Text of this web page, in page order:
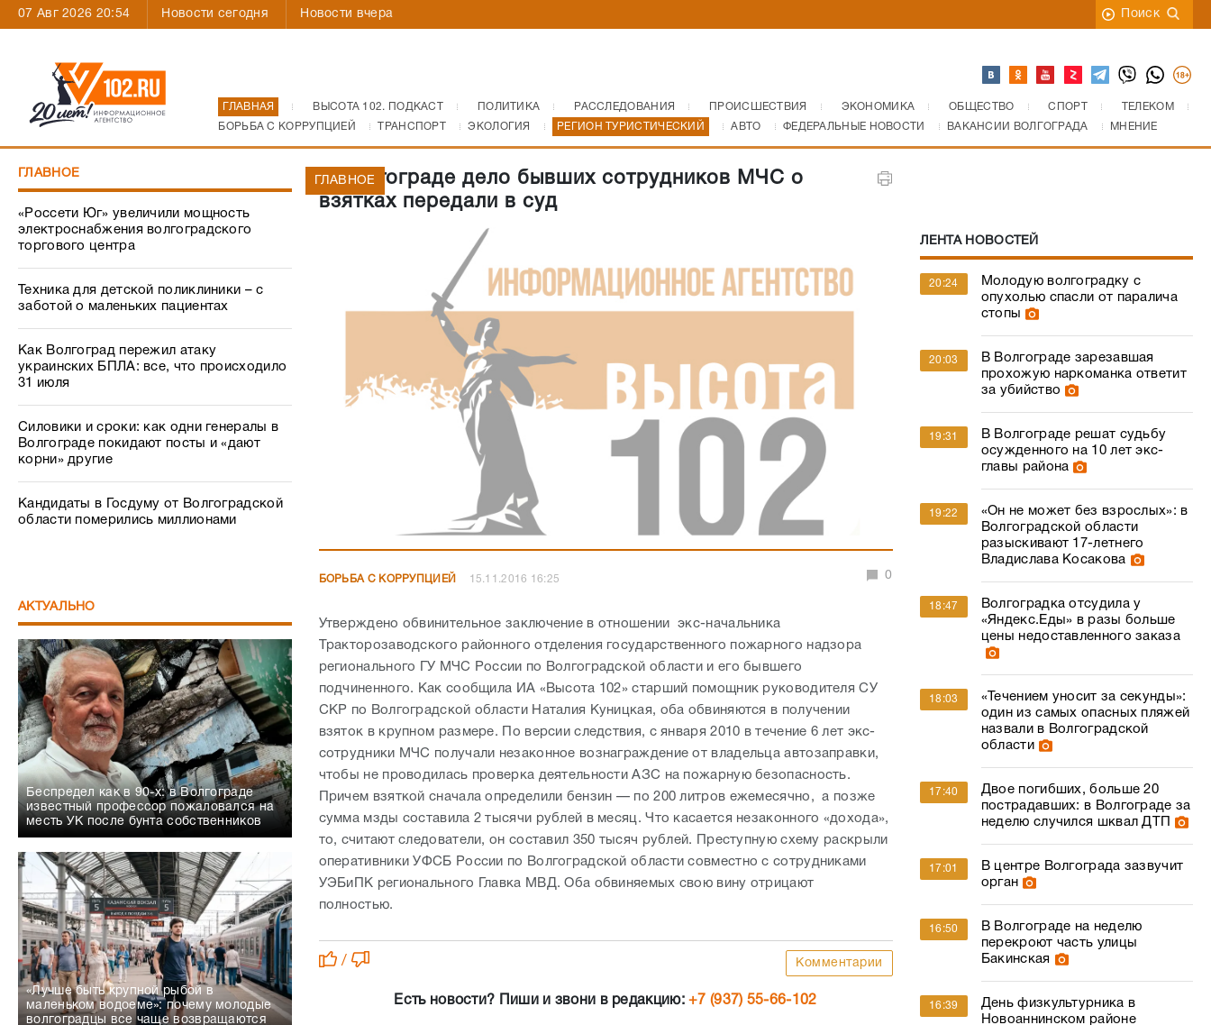
07 Авг 2026 20:54 Новости сегодня Новости вчера Поиск
ГЛАВНАЯ ВЫСОТА 102. ПОДКАСТ ПОЛИТИКА РАССЛЕДОВАНИЯ ПРОИСШЕСТВИЯ ЭКОНОМИКА ОБЩЕСТВО СПОРТ
ТЕЛЕКОМ
БОРЬБА С КОРРУПЦИЕЙ
ТРАНСПОРТ ЭКОЛОГИЯ РЕГИОН ТУРИСТИЧЕСКИЙ АВТО ФЕДЕРАЛЬНЫЕ НОВОСТИ ВАКАНСИИ ВОЛГОГРАДА МНЕНИЕ
ГЛАВНОЕ
«Россети Юг» увеличили мощность
электроснабжения волгоградского
торгового центра
Техника для детской поликлиники – с
заботой о маленьких пациентах
Как Волгоград пережил атаку
украинских БПЛА: все, что происходило
31 июля
Силовики и сроки: как одни генералы в
Волгограде покидают посты и «дают
корни» другие
Кандидаты в Госдуму от Волгоградской
области померились миллионами
АКТУАЛЬНО
Беспредел как в 90-х: в Волгограде
известный профессор пожаловался на
месть УК после бунта собственников
«Лучше быть крупной рыбой в
маленьком водоеме»: почему молодые
волгоградцы все чаще возвращаются
В Волгограде дело бывших сотрудников МЧС о
взятках передали в суд
ГЛАВНОЕ
БОРЬБА С КОРРУПЦИЕЙ 15.11.2016 16:25 0
Утверждено обвинительное заключение в отношении экс-начальника
Тракторозаводского районного отделения государственного пожарного надзора
регионального ГУ МЧС России по Волгоградской области и его бывшего
подчиненного. Как сообщила ИА «Высота 102» старший помощник руководителя СУ
СКР по Волгоградской области Наталия Куницкая, оба обвиняются в получении
взяток в крупном размере. По версии следствия, с января 2010 в течение 6 лет экс-
сотрудники МЧС получали незаконное вознаграждение от владельца автозаправки,
чтобы не проводилась проверка деятельности АЗС на пожарную безопасность.
Причем взяткой сначала определили бензин — по 200 литров ежемесячно, а позже
сумма мзды составила 2 тысячи рублей в месяц. Что касается незаконного «дохода»,
то, считают следователи, он составил 350 тысяч рублей. Преступную схему раскрыли
оперативники УФСБ России по Волгоградской области совместно с сотрудниками
УЭБиПК регионального Главка МВД. Оба обвиняемых свою вину отрицают
полностью.
/ Комментарии
Есть новости? Пиши и звони в редакцию:+7 (937) 55-66-102
ЛЕНТА НОВОСТЕЙ
20:24
Молодую волгоградку с
опухолью спасли от паралича
стопы
20:03
В Волгограде зарезавшая
прохожую наркоманка ответит
за убийство
19:31
В Волгограде решат судьбу
осужденного на 10 лет экс-
главы района
19:22
«Он не может без взрослых»: в
Волгоградской области
разыскивают 17-летнего
Владислава Косакова
18:47
Волгоградка отсудила у
«Яндекс.Еды» в разы больше
цены недоставленного заказа
18:03
«Течением уносит за секунды»:
один из самых опасных пляжей
назвали в Волгоградской
области
17:40
Двое погибших, больше 20
пострадавших: в Волгограде за
неделю случился шквал ДТП
17:01
В центре Волгограда зазвучит
орган
16:50
В Волгограде на неделю
перекроют часть улицы
Бакинская
16:39
День физкультурника в
Новоаннинском районе